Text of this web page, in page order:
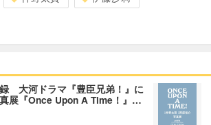
大河ドラマ『豊臣兄弟！』に
展『Once Upon A Time！』…